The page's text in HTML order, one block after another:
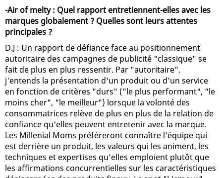
-Air of melty : Quel rapport entretiennent-elles avec les
marques globalement ? Quelles sont leurs attentes
principales ?
D.J : Un rapport de défiance face au positionnement
autoritaire des campagnes de publicité "classique" se
fait de plus en plus ressentir. Par "autoritaire",
j'entends la présentation d'un produit ou d'un service
en fonction de critères "durs" ("le plus performant", "le
moins cher", "le meilleur") lorsque la volonté des
consommatrices relève de plus en plus de la relation de
confiance qu'elles peuvent entretenir avec la marque.
Les Millenial Moms préféreront connaître l'équipe qui
est derrière un produit, les valeurs qui les animent, les
techniques et expertises qu'elles emploient plutôt que
les affirmations concurrentielles sur les caractéristiques